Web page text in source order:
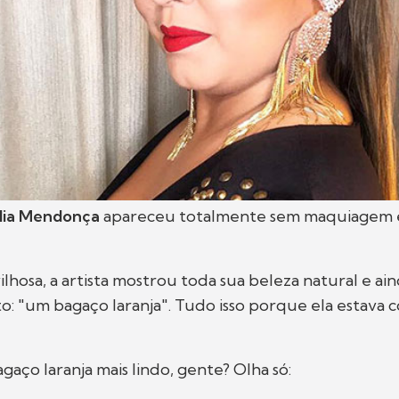
Mendonça apareceu totalmente sem maquiagem
a artista mostrou toda sua beleza natural e
"um bagaço laranja". Tudo isso porque ela estava
laranja mais lindo, gente? Olha só: